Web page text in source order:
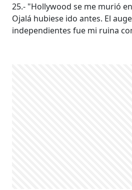
25.- "Hollywood se me murió
Ojalá hubiese ido antes. El
independientes fue mi ruina